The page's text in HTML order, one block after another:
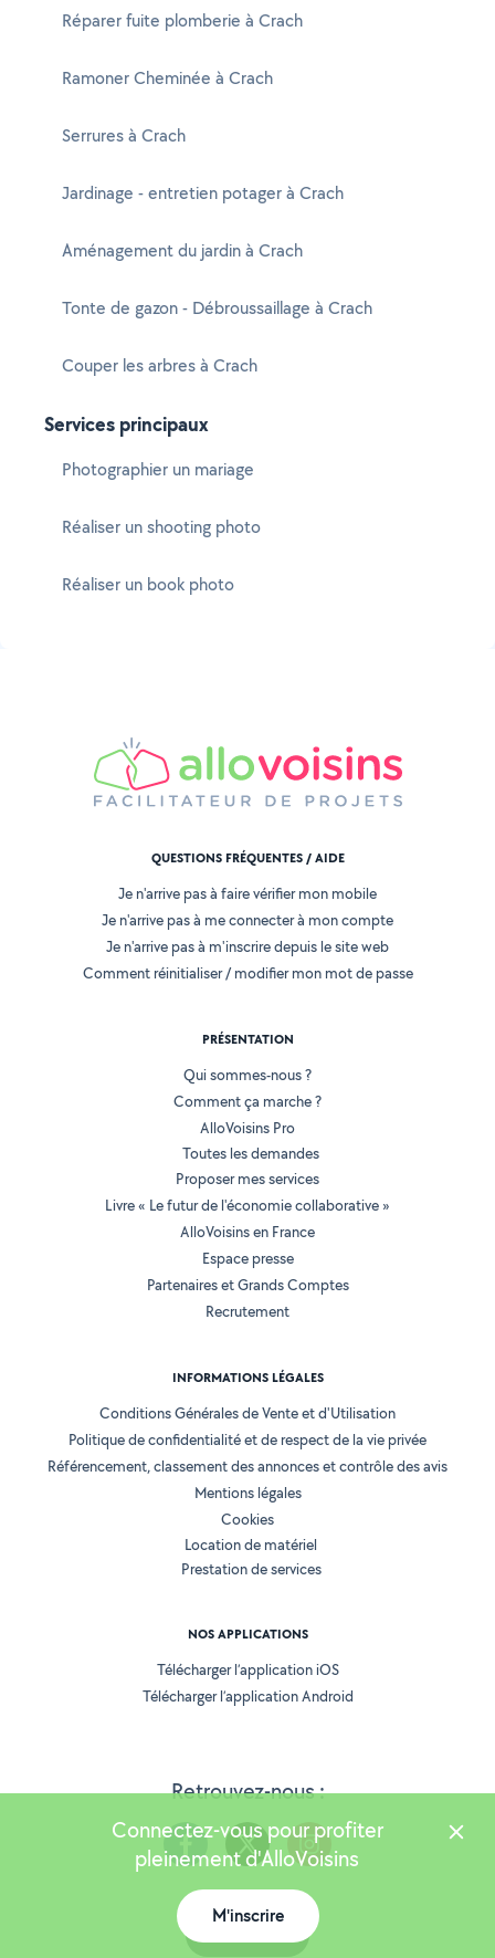
Réparer fuite plomberie à Crach
Ramoner Cheminée à Crach
Serrures à Crach
Jardinage - entretien potager à Crach
Aménagement du jardin à Crach
Tonte de gazon - Débroussaillage à Crach
Couper les arbres à Crach
Services principaux
Photographier un mariage
Réaliser un shooting photo
Réaliser un book photo
Retrouvez-nous :
QUESTIONS FRÉQUENTES / AIDE
Je n'arrive pas à faire vérifier mon mobile
Je n'arrive pas à me connecter à mon compte
Je n'arrive pas à m'inscrire depuis le site web
Comment réinitialiser / modifier mon mot de passe
PRÉSENTATION
Qui sommes-nous ?
Comment ça marche ?
AlloVoisins Pro
Toutes les demandes
Proposer mes services
Livre « Le futur de l'économie collaborative »
AlloVoisins en France
Espace presse
Partenaires et Grands Comptes
Recrutement
INFORMATIONS LÉGALES
Conditions Générales de Vente et d'Utilisation
Politique de confidentialité et de respect de la vie privée
Référencement, classement des annonces et contrôle des avis
Mentions légales
Cookies
Location de matériel
Prestation de services
NOS APPLICATIONS
Télécharger l’application iOS
Télécharger l’application Android
Version 25.5.2
Connectez-vous pour profiter
pleinement d'AlloVoisins
M'inscrire